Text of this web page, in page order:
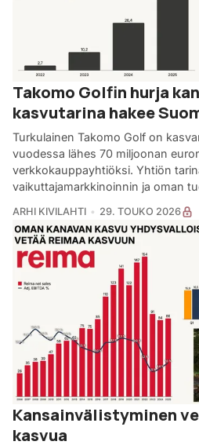
Takomo Golfin hurja
kasvutarina hakee
Turkulainen Takomo Golf on
vuodessa lähes 70 miljoonan
verkkokauppayhtiöksi. Yhtiön
vaikuttajamarkkinoinnin ja oman
ARHI KIVILAHTI 29. TOUKO 2026
Kansainvälistyminen
kasvua